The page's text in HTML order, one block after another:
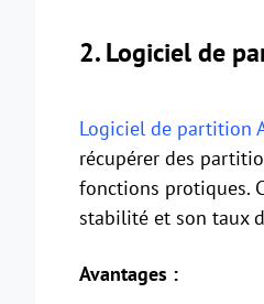
2. Logiciel de
Logiciel de partition
récupérer des
fonctions protiques.
stabilité et son taux
Avantages :